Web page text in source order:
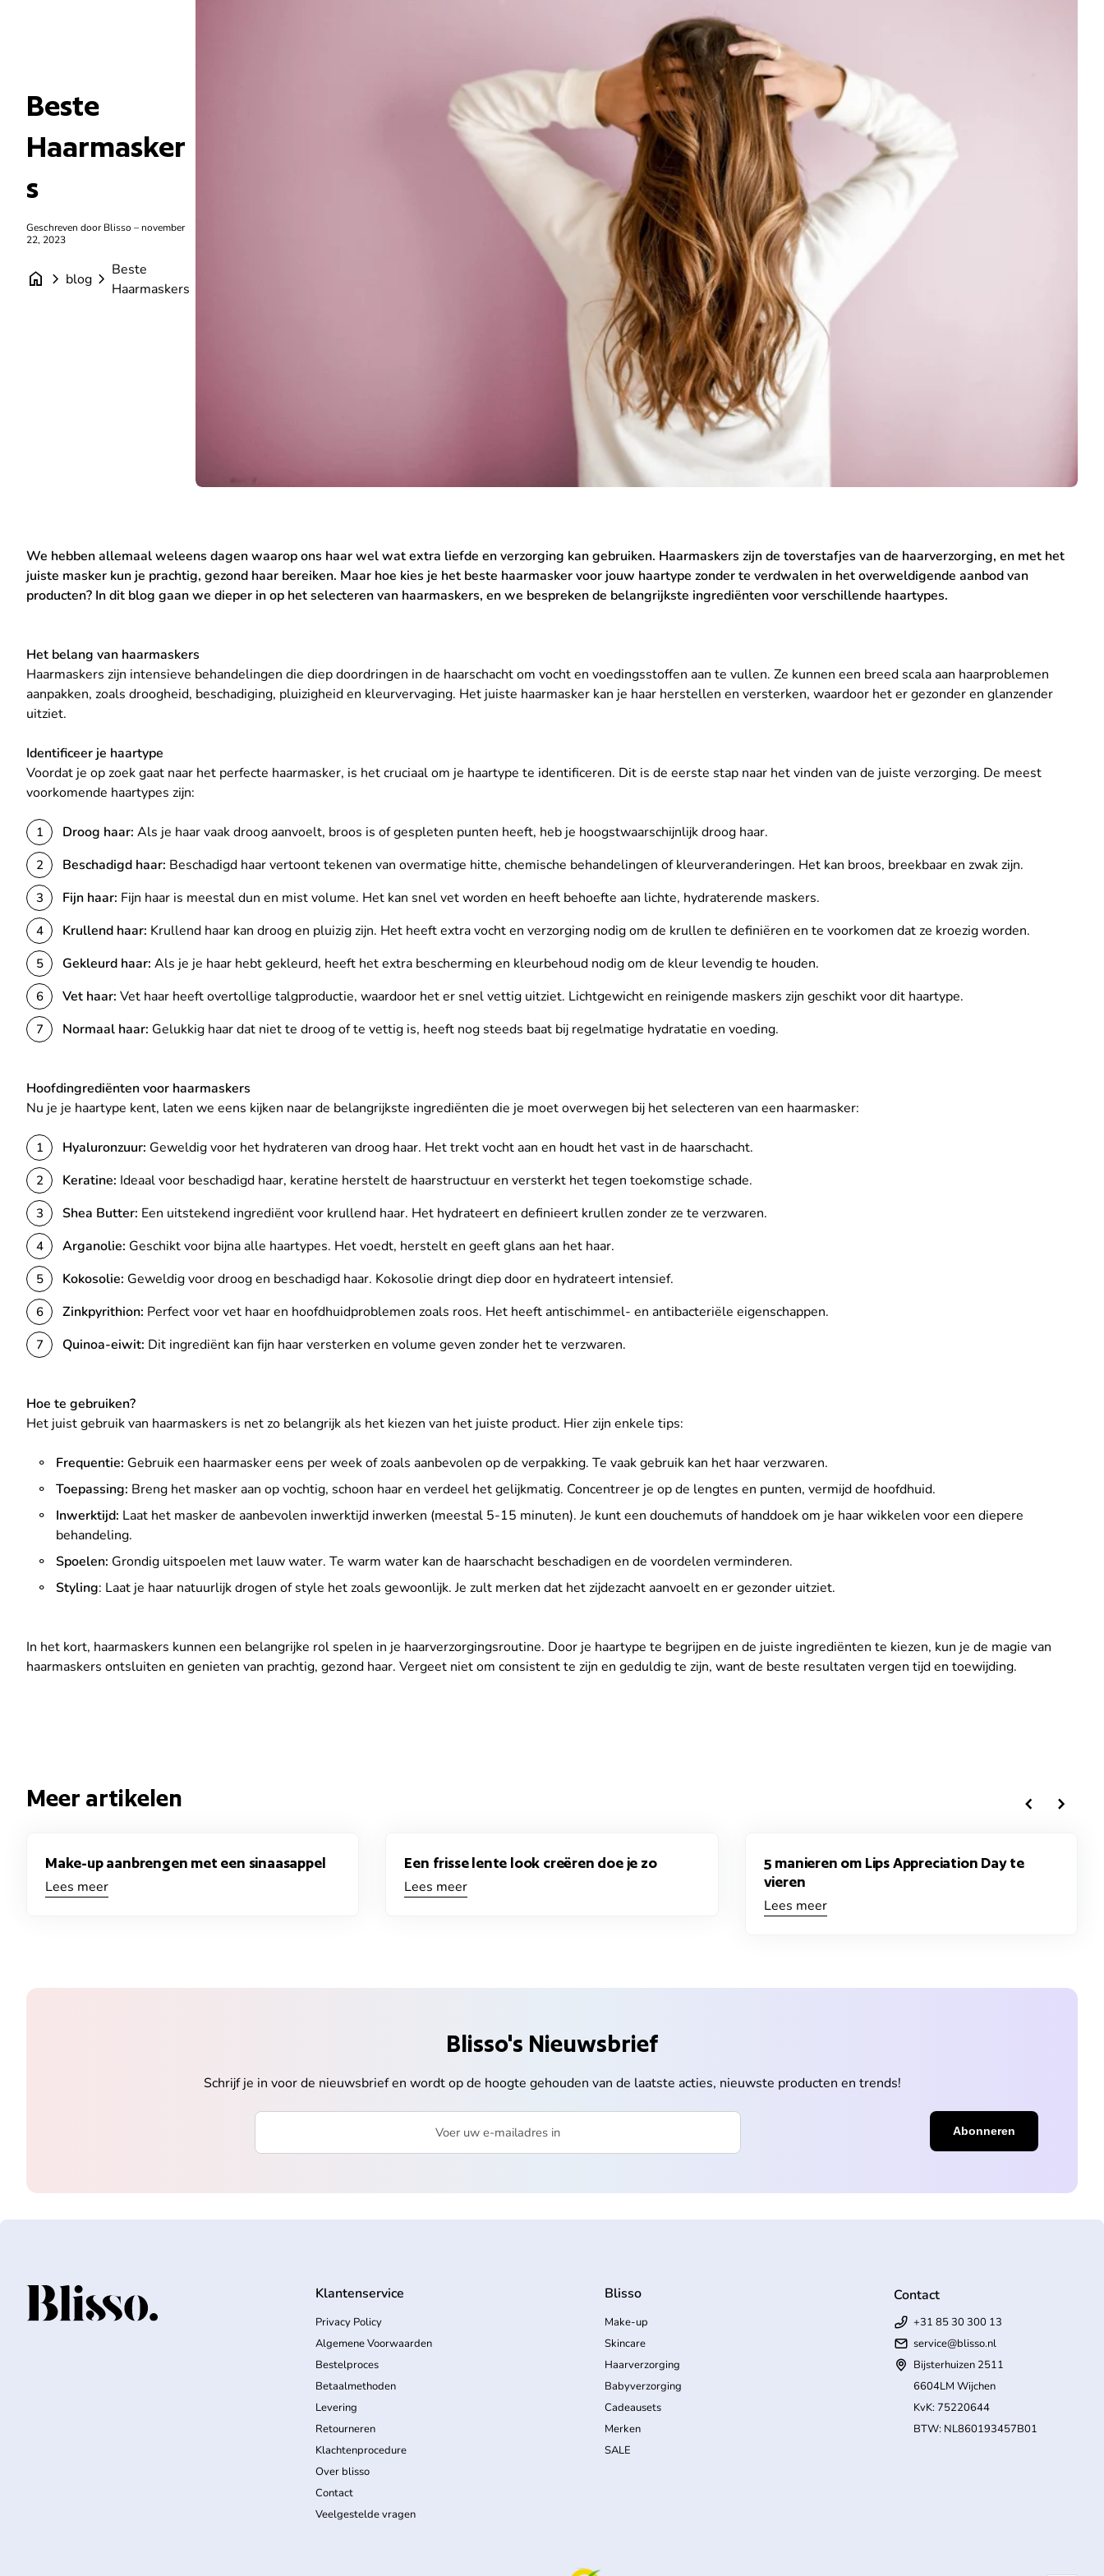
Beste
Haarmasker
s
Geschreven door Blisso – november
22, 2023
home chevron_right blog chevron_right Beste
Haarmaskers
We hebben allemaal weleens dagen waarop ons haar wel wat extra liefde en verzorging kan gebruiken. Haarmaskers zijn de toverstafjes van de haarverzorging, en met het
juiste masker kun je prachtig, gezond haar bereiken. Maar hoe kies je het beste haarmasker voor jouw haartype zonder te verdwalen in het overweldigende aanbod van
producten? In dit blog gaan we dieper in op het selecteren van haarmaskers, en we bespreken de belangrijkste ingrediënten voor verschillende haartypes.
Het belang van haarmaskers
Haarmaskers zijn intensieve behandelingen die diep doordringen in de haarschacht om vocht en voedingsstoffen aan te vullen. Ze kunnen een breed scala aan haarproblemen
aanpakken, zoals droogheid, beschadiging, pluizigheid en kleurvervaging. Het juiste haarmasker kan je haar herstellen en versterken, waardoor het er gezonder en glanzender
uitziet.
Identificeer je haartype
Voordat je op zoek gaat naar het perfecte haarmasker, is het cruciaal om je haartype te identificeren. Dit is de eerste stap naar het vinden van de juiste verzorging. De meest
voorkomende haartypes zijn:
Droog haar: Als je haar vaak droog aanvoelt, broos is of gespleten punten heeft, heb je hoogstwaarschijnlijk droog haar.
Beschadigd haar: Beschadigd haar vertoont tekenen van overmatige hitte, chemische behandelingen of kleurveranderingen. Het kan broos, breekbaar en zwak zijn.
Fijn haar: Fijn haar is meestal dun en mist volume. Het kan snel vet worden en heeft behoefte aan lichte, hydraterende maskers.
Krullend haar: Krullend haar kan droog en pluizig zijn. Het heeft extra vocht en verzorging nodig om de krullen te definiëren en te voorkomen dat ze kroezig worden.
Gekleurd haar: Als je je haar hebt gekleurd, heeft het extra bescherming en kleurbehoud nodig om de kleur levendig te houden.
Vet haar: Vet haar heeft overtollige talgproductie, waardoor het er snel vettig uitziet. Lichtgewicht en reinigende maskers zijn geschikt voor dit haartype.
Normaal haar: Gelukkig haar dat niet te droog of te vettig is, heeft nog steeds baat bij regelmatige hydratatie en voeding.
Hoofdingrediënten voor haarmaskers
Nu je je haartype kent, laten we eens kijken naar de belangrijkste ingrediënten die je moet overwegen bij het selecteren van een haarmasker:
Hyaluronzuur: Geweldig voor het hydrateren van droog haar. Het trekt vocht aan en houdt het vast in de haarschacht.
Keratine: Ideaal voor beschadigd haar, keratine herstelt de haarstructuur en versterkt het tegen toekomstige schade.
Shea Butter: Een uitstekend ingrediënt voor krullend haar. Het hydrateert en definieert krullen zonder ze te verzwaren.
Arganolie: Geschikt voor bijna alle haartypes. Het voedt, herstelt en geeft glans aan het haar.
Kokosolie: Geweldig voor droog en beschadigd haar. Kokosolie dringt diep door en hydrateert intensief.
Zinkpyrithion: Perfect voor vet haar en hoofdhuidproblemen zoals roos. Het heeft antischimmel- en antibacteriële eigenschappen.
Quinoa-eiwit: Dit ingrediënt kan fijn haar versterken en volume geven zonder het te verzwaren.
Hoe te gebruiken?
Het juist gebruik van haarmaskers is net zo belangrijk als het kiezen van het juiste product. Hier zijn enkele tips:
Frequentie: Gebruik een haarmasker eens per week of zoals aanbevolen op de verpakking. Te vaak gebruik kan het haar verzwaren.
Toepassing: Breng het masker aan op vochtig, schoon haar en verdeel het gelijkmatig. Concentreer je op de lengtes en punten, vermijd de hoofdhuid.
Inwerktijd: Laat het masker de aanbevolen inwerktijd inwerken (meestal 5-15 minuten). Je kunt een douchemuts of handdoek om je haar wikkelen voor een diepere
behandeling.
Spoelen: Grondig uitspoelen met lauw water. Te warm water kan de haarschacht beschadigen en de voordelen verminderen.
Styling: Laat je haar natuurlijk drogen of style het zoals gewoonlijk. Je zult merken dat het zijdezacht aanvoelt en er gezonder uitziet.
In het kort, haarmaskers kunnen een belangrijke rol spelen in je haarverzorgingsroutine. Door je haartype te begrijpen en de juiste ingrediënten te kiezen, kun je de magie van
haarmaskers ontsluiten en genieten van prachtig, gezond haar. Vergeet niet om consistent te zijn en geduldig te zijn, want de beste resultaten vergen tijd en toewijding.
Meer artikelen chevron_left chevron_right
Make-up aanbrengen met een sinaasappel
Lees meer
Een frisse lente look creëren doe je zo
Lees meer
5 manieren om Lips Appreciation Day te
vieren
Lees meer
Blisso's Nieuwsbrief
Schrijf je in voor de nieuwsbrief en wordt op de hoogte gehouden van de laatste acties, nieuwste producten en trends!
Home Klantenservice
Privacy Policy
Algemene Voorwaarden
Bestelproces
Betaalmethoden
Levering
Retourneren
Klachtenprocedure
Over blisso
Contact
Veelgestelde vragen
Blisso
Make-up
Skincare
Haarverzorging
Babyverzorging
Cadeausets
Merken
SALE
Contact
+31 85 30 300 13
service@blisso.nl
Bijsterhuizen 2511
6604LM Wijchen
KvK: 75220644
BTW: NL860193457B01